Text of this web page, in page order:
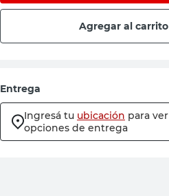
Agregar al carrito
Entrega
Ingresá tu ubicación para
opciones de entrega